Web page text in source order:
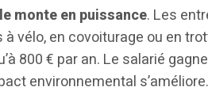
monte en puissance. Les
vélo, en covoiturage ou en
800 € par an. Le salarié
environnemental s’améliore.